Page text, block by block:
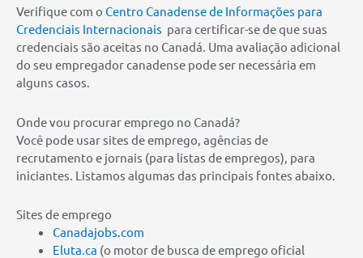
Verifique com o Centro Canadense de Informações para
Credenciais Internacionais para certificar-se de que suas
credenciais são aceitas no Canadá. Uma avaliação adicional
do seu empregador canadense pode ser necessária em
alguns casos.
Onde vou procurar emprego no Canadá?
Você pode usar sites de emprego, agências de
recrutamento e jornais (para listas de empregos), para
iniciantes. Listamos algumas das principais fontes abaixo.
Sites de emprego
Canadajobs.com
Eluta.ca (o motor de busca de emprego oficial